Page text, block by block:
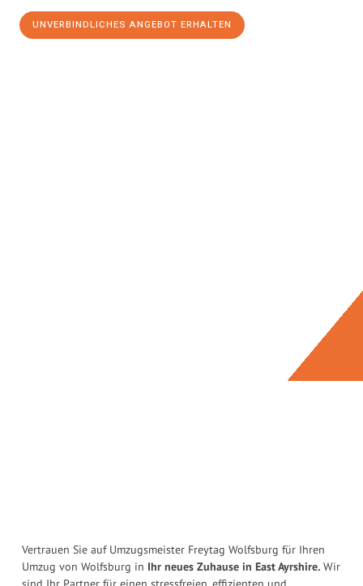
UNVERBINDLICHES ANGEBOT ERHALTEN
Vertrauen Sie auf Umzugsmeister Freytag Wolfsburg für Ihren
Umzug von Wolfsburg in Ihr neues Zuhause in East Ayrshire. Wir